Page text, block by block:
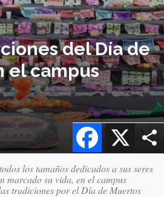
del Día de
el campus
X
Facebook
los tamaños dedicados a sus seres
marcado su vida, en el campus
tradiciones por el Día de Muertos